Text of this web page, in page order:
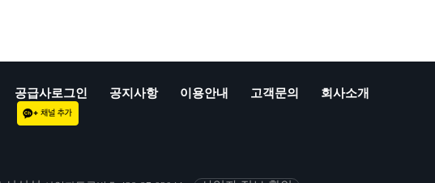
공급사로그인 공지사항 이용안내 고객문의 회사소개